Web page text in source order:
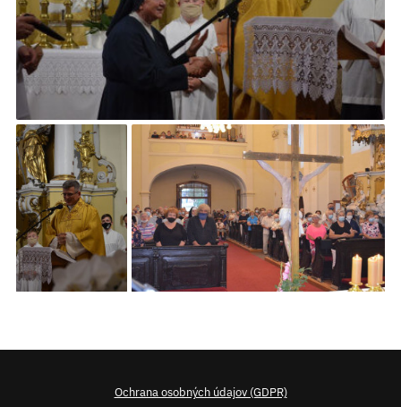
Ochrana osobných údajov (GDPR)